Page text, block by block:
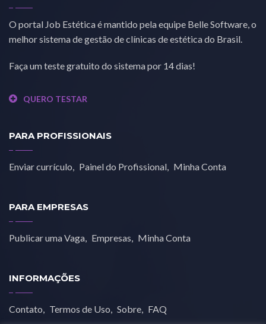
O portal Job Estética é mantido pela equipe Belle Software, o
melhor sistema de gestão de clínicas de estética do Brasil.
Faça um teste gratuito do sistema por 14 dias!
QUERO TESTAR
PARA PROFISSIONAIS
Enviar currículo Painel do Profissional Minha Conta
PARA EMPRESAS
Publicar uma Vaga Empresas Minha Conta
INFORMAÇÕES
Contato Termos de Uso Sobre FAQ